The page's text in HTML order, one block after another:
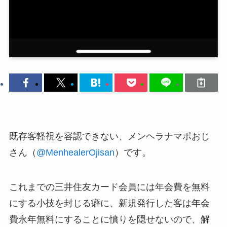
既存客軽視を容認できない、メンヘラナマポおじ
さん（ @MenhealerOjisan ）です。
これまでの三井住友カード会員には年会費を無料
にする小技を封じる癖に、新規発行した客は年会
費永年無料にすることに憤りを隠せないので、解